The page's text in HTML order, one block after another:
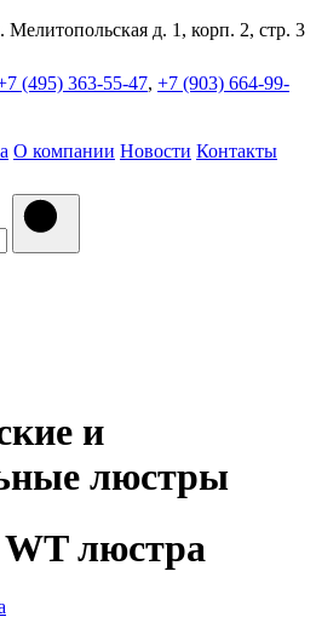
д. 1, корп. 2, стр. 3
(495) 363-55-47, +7 (903) 664-99-
О компании Новости Контакты
и
люстры
люстра